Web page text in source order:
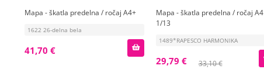
Mapa - škatla predelna / ročaj A4+
1622 26-delna bela
41,70 €
Mapa - škatla predelna / ročaj A4
1/13
1489*RAPESCO HARMONIKA
33,10 €
29,79 €